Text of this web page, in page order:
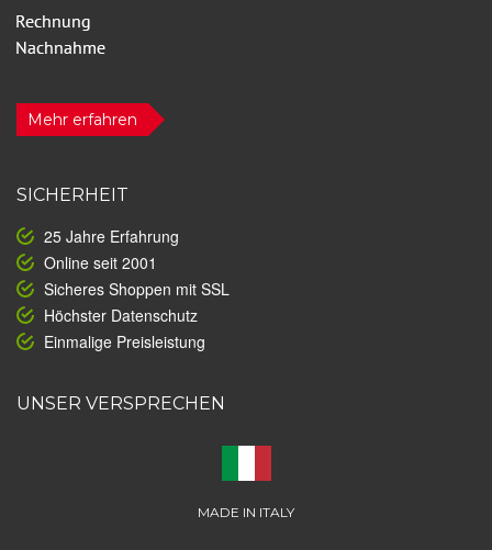
Mehr erfahren
SICHERHEIT
25 Jahre Erfahrung
Online seit 2001
Sicheres Shoppen mit SSL
Höchster Datenschutz
Einmalige Preisleistung
UNSER VERSPRECHEN
MADE IN ITALY